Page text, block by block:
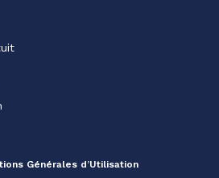
Générales d’Utilisation